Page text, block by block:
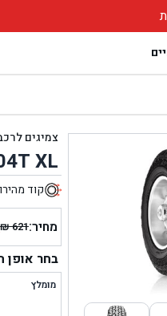
צמיגים
XL
קוד
מחיר: ₪621
היה:
הוא:
בחר אופן
מומלץ